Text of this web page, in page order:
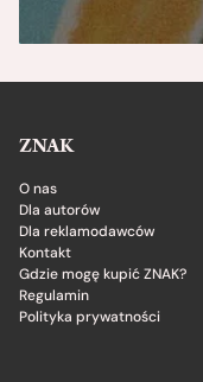
ZNAK
O nas
Dla autorów
Dla reklamodawców
Kontakt
Gdzie mogę kupić ZNAK?
Regulamin
Polityka prywatności